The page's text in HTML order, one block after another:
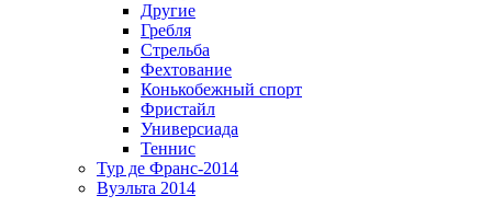
Другие
Гребля
Стрельба
Фехтование
Конькобежный спорт
Фристайл
Универсиада
Теннис
Тур де Франс-2014
Вуэльта 2014